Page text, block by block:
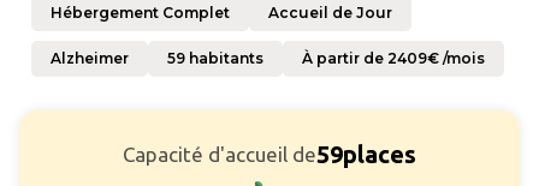
Hébergement Complet Accueil de Jour
Alzheimer 59 habitants À partir de 2409€ /mois
Capacité d'accueil de59places